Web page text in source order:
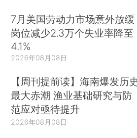
7月美国劳动力市场意外放缓
岗位减少2.3万个失业率降至
4.1%
2026年08月08日
【周刊提前读】海南爆发历史
最大赤潮 渔业基础研究与防
范应对亟待提升
2026年08月08日